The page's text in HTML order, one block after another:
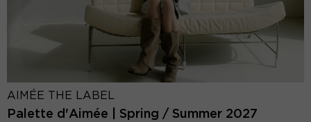
AIMÉE THE LABEL
Palette d'Aimée | Spring / Summer 2027